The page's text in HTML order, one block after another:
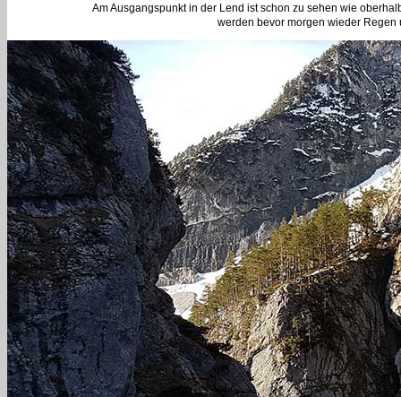
Am Ausgangspunkt in der Lend ist schon zu sehen wie
werden bevor morgen wieder Regen